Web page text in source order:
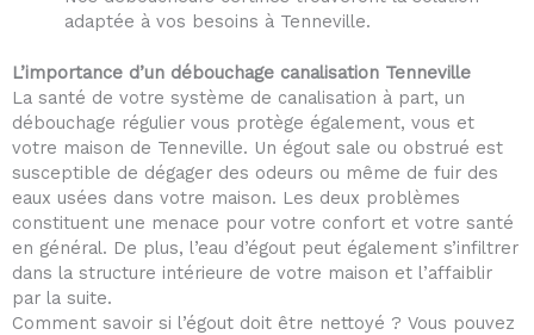
adaptée à vos besoins à Tenneville.
L’importance d’un débouchage canalisation Tenneville
La santé de votre système de canalisation à part, un
débouchage régulier vous protège également, vous et
votre maison de Tenneville. Un égout sale ou obstrué est
susceptible de dégager des odeurs ou même de fuir des
eaux usées dans votre maison. Les deux problèmes
constituent une menace pour votre confort et votre santé
en général. De plus, l’eau d’égout peut également s’infiltrer
dans la structure intérieure de votre maison et l’affaiblir
par la suite.
Comment savoir si l’égout doit être nettoyé ? Vous pouvez